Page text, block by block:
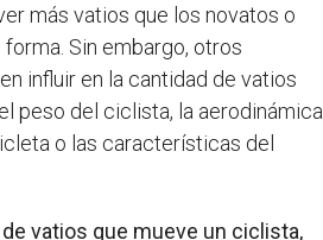
más vatios que los novatos o
Sin embargo, otros
influir en la cantidad de vatios
peso del ciclista, la aerodinámica
o las características del
vatios que mueve un ciclista,